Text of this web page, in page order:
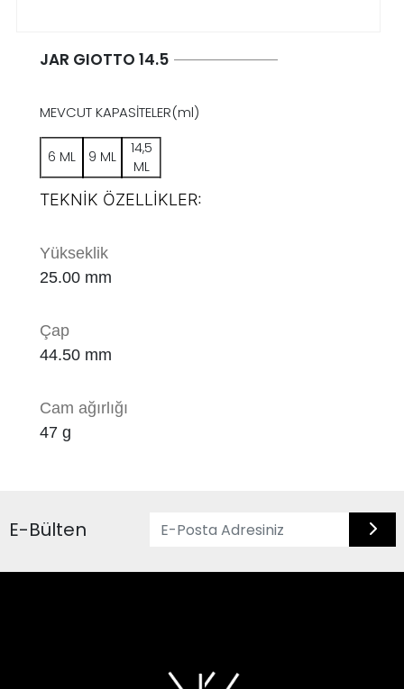
JAR GIOTTO 14.5
MEVCUT KAPASİTELER(ml)
6 ML 9 ML
14,5
ML
TEKNİK ÖZELLİKLER:
Yükseklik
25.00 mm
Çap
44.50 mm
Cam ağırlığı
47g
E-Bülten